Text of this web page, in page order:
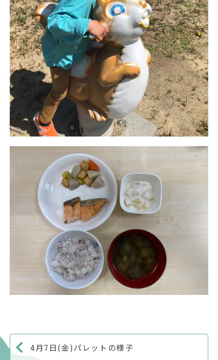
4月7日(金)パレットの様子